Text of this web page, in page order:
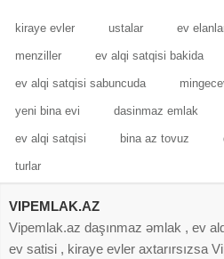
kiraye evler ustalar ev
menziller ev alqi satqisi bakida
ev alqi satqisi sabuncuda
yeni bina evi dasinmaz emlak
ev alqi satqisi bina az tovuz
turlar
VIPEMLAK.AZ
Vipemlak.az daşınmaz əmlak , ev
ev satisi , kiraye evler axtarırsızsa